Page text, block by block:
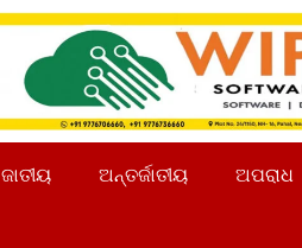
ଜାତୀୟ ଅନ୍ତର୍ଜାତୀୟ ଅପରାଧ